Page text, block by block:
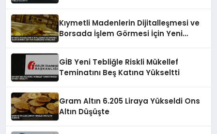
Kıymetli Madenlerin Dijitalleşmesi ve
Borsada İşlem Görmesi İçin Yeni
GİB Yeni Tebliğle Riskli Mükellef
Teminatını Beş Katına Yükseltti
Gram Altın 6.205 Liraya Yükseldi Ons
Altın Düşüşte